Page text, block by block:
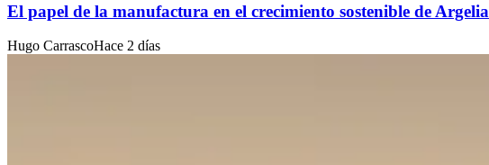
El papel de la manufactura en el crecimiento sostenible de Argelia
Hugo CarrascoHace 2 días